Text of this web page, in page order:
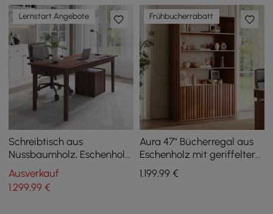
Lernstart Angebote
Schreibtisch aus
Nussbaumholz, Eschenholz,
China Style, mit 6
Schubladen (62,9 Zoll)
Ausverkauf
1.299,99 €
Frühbucherrabatt
Aura 47” Bücherregal aus
Eschenholz mit geriffelter
Walnuss-Optik und Platte
aus Sinterstein
1.199,99€